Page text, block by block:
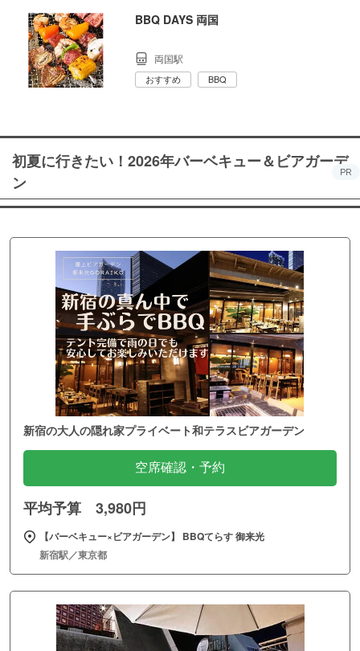
BBQ DAYS 両国
両国駅
おすすめ BBQ
初夏に行きたい！2026年バーベキュー＆ビアガーデ
ン
PR
新宿の大人の隠れ家プライベート和テラスビアガーデン
空席確認・予約
平均予算 3,980円
【バーベキュー×ビアガーデン】 BBQてらす 御来光
新宿駅／東京都